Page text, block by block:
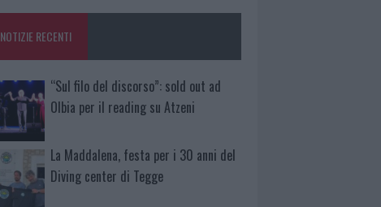
NOTIZIE RECENTI
“Sul filo del discorso”: sold out ad
Olbia per il reading su Atzeni
La Maddalena, festa per i 30 anni del
Diving center di Tegge